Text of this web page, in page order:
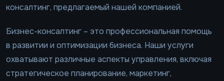
консалтинг, предлагаемый нашей компанией.
Бизнес-консалтинг – это профессиональная помощь
в развитии и оптимизации бизнеса. Наши услуги
охватывают различные аспекты управления, включая
стратегическое планирование, маркетинг,